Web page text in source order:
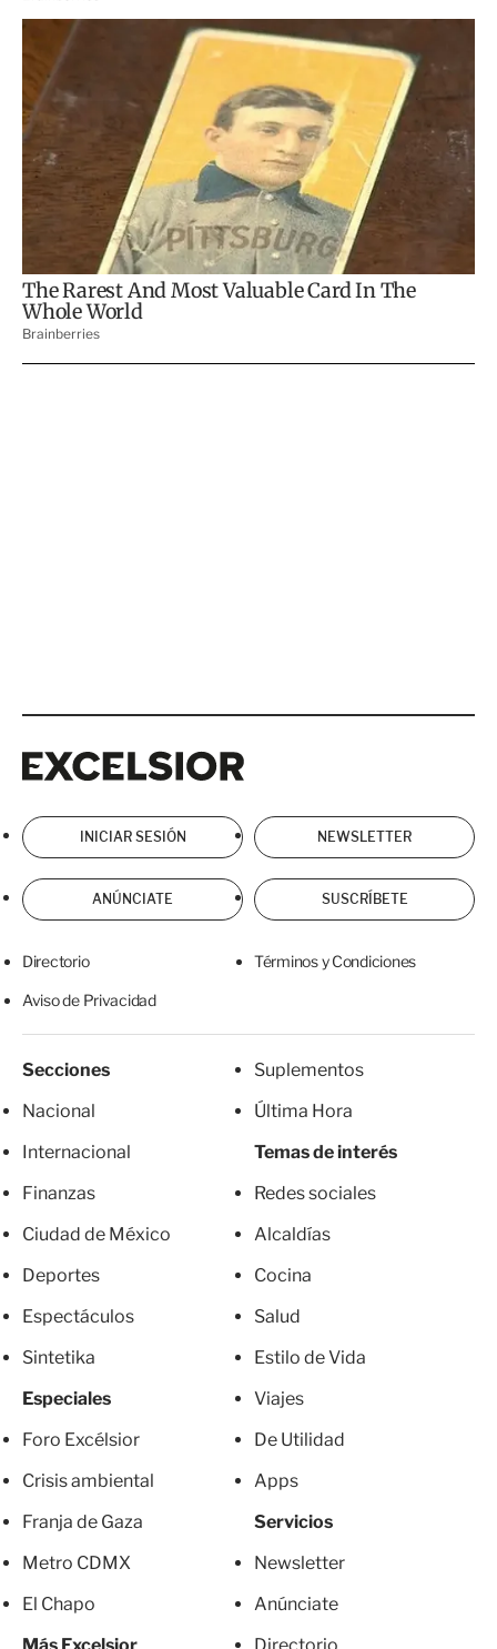
INICIAR SESIÓN NEWSLETTER
ANÚNCIATE SUSCRÍBETE
Directorio Términos y Condiciones
Aviso de Privacidad
Secciones
Nacional
Internacional
Finanzas
Ciudad de México
Deportes
Espectáculos
Sintetika
Especiales
Foro Excélsior
Crisis ambiental
Franja de Gaza
Metro CDMX
El Chapo
Más Excelsior
Suplementos
Última Hora
Temas de interés
Redes sociales
Alcaldías
Cocina
Salud
Estilo de Vida
Viajes
De Utilidad
Apps
Servicios
Newsletter
Anúnciate
Directorio